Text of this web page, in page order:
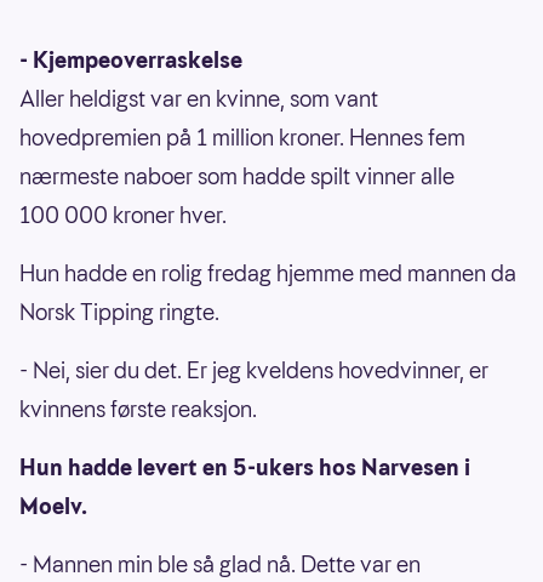
- Kjempeoverraskelse
Aller heldigst var en kvinne, som vant
hovedpremien på 1 million kroner. Hennes fem
nærmeste naboer som hadde spilt vinner alle
100 000 kroner hver.
Hun hadde en rolig fredag hjemme med mannen da
Norsk Tipping ringte.
- Nei, sier du det. Er jeg kveldens hovedvinner, er
kvinnens første reaksjon.
Hun hadde levert en 5-ukers hos Narvesen i
Moelv.
- Mannen min ble så glad nå. Dette var en